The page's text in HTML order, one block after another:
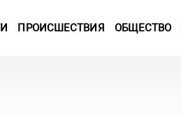
ПРОИСШЕСТВИЯ ОБЩЕСТВО